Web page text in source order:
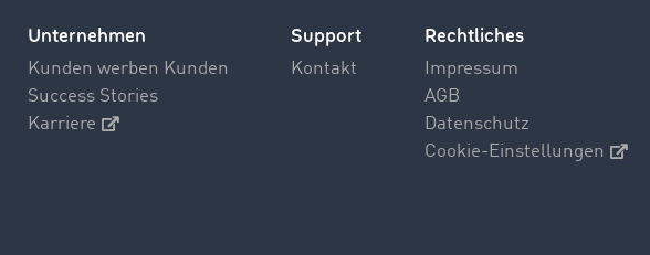
Unternehmen
Kunden werben Kunden
Success Stories
Karriere
Support
Kontakt
Rechtliches
Impressum
AGB
Datenschutz
Cookie-Einstellungen